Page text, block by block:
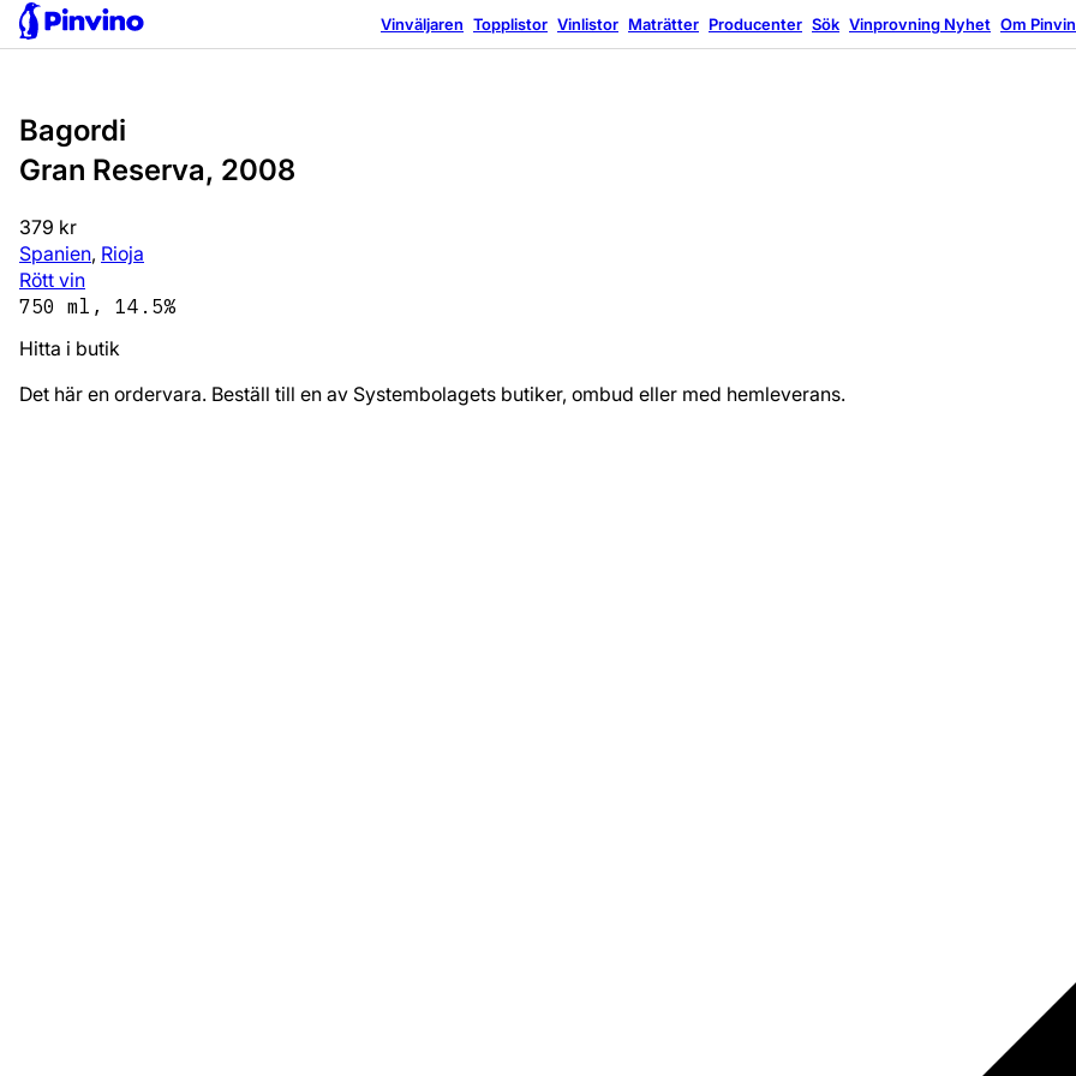
Vinväljaren Topplistor Vinlistor Maträtter Producenter Sök Vinprovning Nyhet Om
Bagordi
Gran Reserva, 2008
379 kr
Spanien, Rioja
Rött vin
750 ml, 14.5%
Hitta i butik
Det här en ordervara. Beställ till en av Systembolagets butiker, ombud eller med hemleverans.